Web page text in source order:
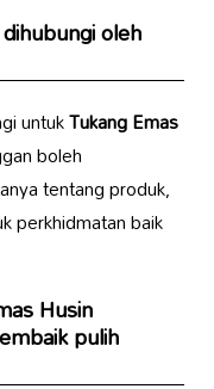
oleh
untukTukang Emas
boleh
tentang produk,
perkhidmatan baik
Husin
pulih